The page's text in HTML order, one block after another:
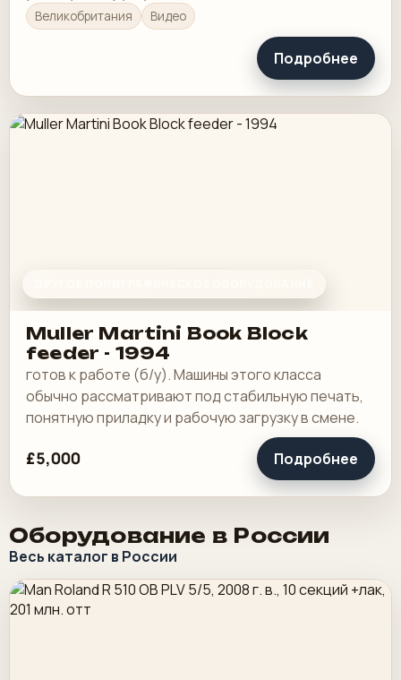
Великобритания Видео
Подробнее
Muller Martini Book Block
feeder - 1994
готов к работе (б/у). Машины этого класса
обычно рассматривают под стабильную печать,
понятную приладку и рабочую загрузку в смене.
£5,000 Подробнее
Оборудование в России
Весь каталог в России